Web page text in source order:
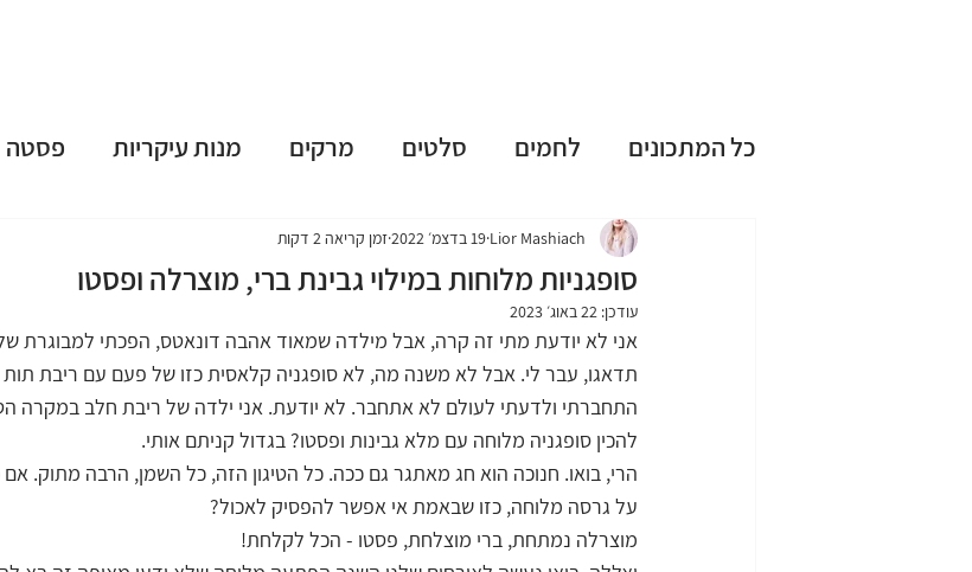
כל המתכונים לחמים סלטים מרקים מנות עיקריות פסטה
עוגות שמרים עוגות בחושות פאי וטארט
ללא גלוטן ללא מיקסר נומה טבעוני ארוחות בוקר
טיפים וציוד למטבח חגי תשרי חנוכה פורים
מתכונים אהובים
סופגניות מלוחות במילוי גבינת ברי, מוצרלה ופסטו
Lior Mashiach 19 בדצמ׳ 2022 זמן קריאה 2 דקות
עודכן: 22 באוג׳ 2023
אני לא יודעת מתי זה קרה, אבל מילדה שמאוד אהבה דונאטס, הפכתי למבוגרת
תדאגו, עבר לי. אבל לא משנה מה, לא סופגניה קלאסית כזו של פעם עם ריבת
התחברתי ולדעתי לעולם לא אתחבר. לא יודעת. אני ילדה של ריבת חלב במקרה
להכין סופגניה מלוחה עם מלא גבינות ופסטו? בגדול קניתם אותי.
הרי, בואו. חנוכה הוא חג מאתגר גם ככה. כל הטיגון הזה, כל השמן, הרבה מתוק.
על גרסה מלוחה, כזו שבאמת אי אפשר להפסיק לאכול?
מוצרלה נמתחת, ברי מוצלחת, פסטו - הכל לקלחת!